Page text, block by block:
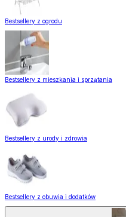
Bestsellery z ogrodu
Bestsellery z mieszkania i sprzątania
Bestsellery z urody i zdrowia
Bestsellery z obuwia i dodatków